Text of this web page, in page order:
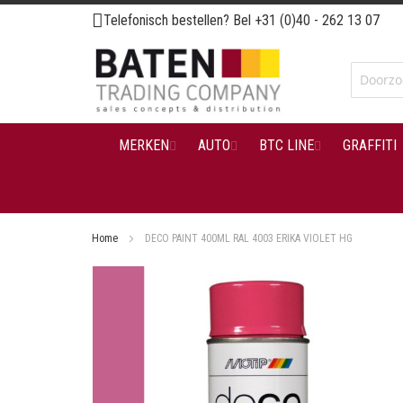
Ga
naar
de
inhoud
Telefonisch bestellen? Bel +31 (0)40 - 262 13 07
MERKEN AUTO BTC LINE GRAFFITI
Home DECO PAINT 400ML RAL 4003 ERIKA VIOLET HG